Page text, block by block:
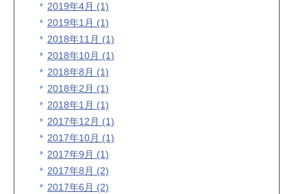
2019年4月 (1)
2019年1月 (1)
2018年11月 (1)
2018年10月 (1)
2018年8月 (1)
2018年2月 (1)
2018年1月 (1)
2017年12月 (1)
2017年10月 (1)
2017年9月 (1)
2017年8月 (2)
2017年6月 (2)